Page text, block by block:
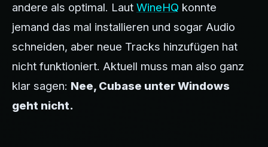
andere als optimal. Laut WineHQ konnte
jemand das mal installieren und sogar Audio
schneiden, aber neue Tracks hinzufügen hat
nicht funktioniert. Aktuell muss man also ganz
klar sagen: Nee, Cubase unter Windows
geht nicht.